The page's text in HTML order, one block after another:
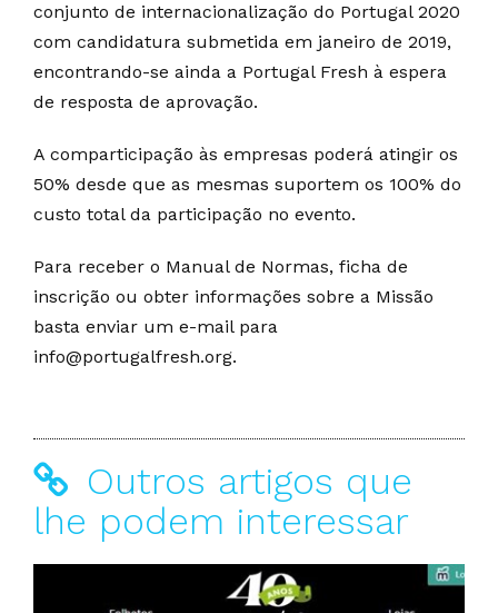
conjunto de internacionalização do Portugal 2020
com candidatura submetida em janeiro de 2019,
encontrando-se ainda a Portugal Fresh à espera
de resposta de aprovação.
A comparticipação às empresas poderá atingir os
50% desde que as mesmas suportem os 100% do
custo total da participação no evento.
Para receber o Manual de Normas, ficha de
inscrição ou obter informações sobre a Missão
basta enviar um e-mail para
info@portugalfresh.org.
Outros artigos que
lhe podem interessar